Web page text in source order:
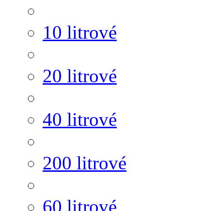
10 litrové
20 litrové
40 litrové
200 litrové
60 litrové